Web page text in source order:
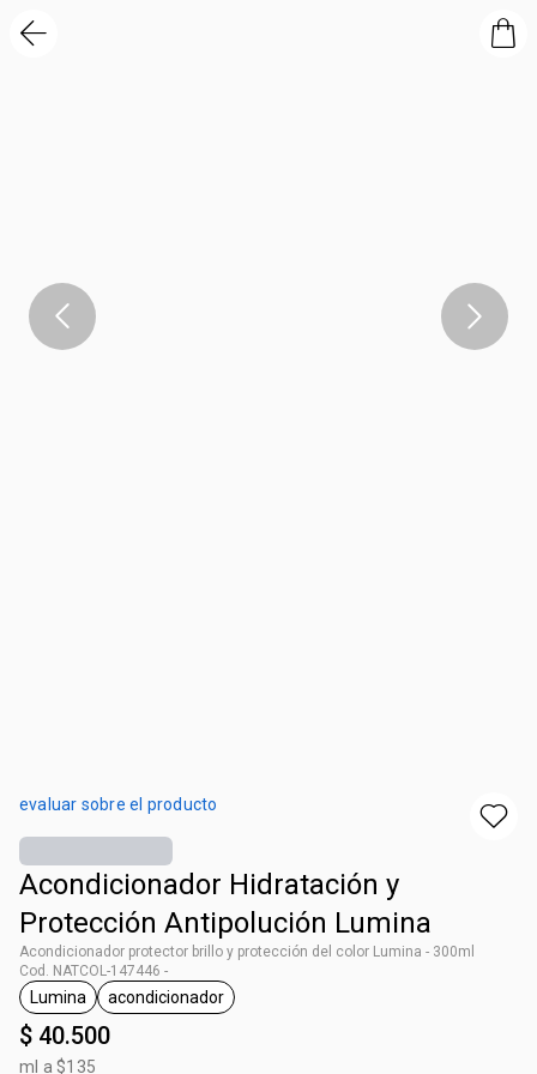
evaluar sobre el producto
Acondicionador Hidratación y
Protección Antipolución Lumina
Acondicionador protector brillo y protección del color Lumina - 300ml
Cod. NATCOL-147446 -
general.tag Lumina
Lumina
general.tag acondicionador
acondicionador
$ 40.500
ml a $135